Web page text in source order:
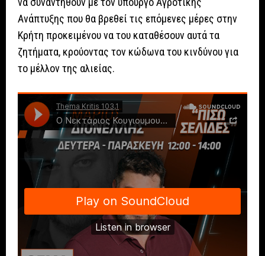
Ανάπτυξης που θα βρεθεί τις επόμενες μέρες στην
Κρήτη προκειμένου να του καταθέσουν αυτά τα
ζητήματα, κρούοντας τον κώδωνα του κινδύνου για
το μέλλον της αλιείας.